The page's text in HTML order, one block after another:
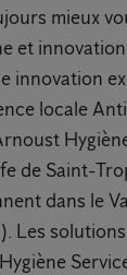
mieux
et
innovation
locale
de Saint-
dans le
Les